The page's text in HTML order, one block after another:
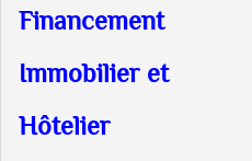
Financement
Immobilier et
Hôtelier